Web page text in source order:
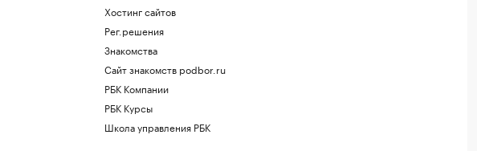
Хостинг сайтов
Рег.решения
Знакомства
Сайт знакомств podbor.ru
РБК Компании
РБК Курсы
Школа управления РБК